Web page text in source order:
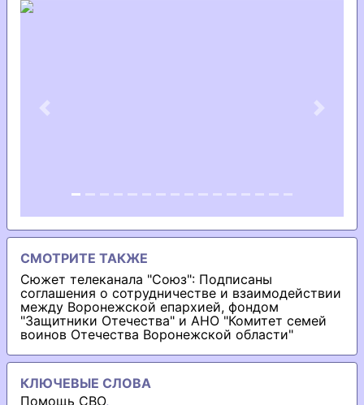
Previous Next
СМОТРИТЕ ТАКЖЕ
Сюжет телеканала "Союз": Подписаны
соглашения о сотрудничестве и взаимодействии
между Воронежской епархией, фондом
"Защитники Отечества" и АНО "Комитет семей
воинов Отечества Воронежской области"
КЛЮЧЕВЫЕ СЛОВА
Помощь СВО,